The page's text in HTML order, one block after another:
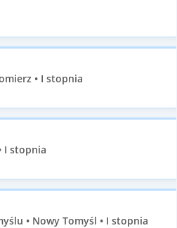
• I stopnia
I stopnia
• Nowy Tomyśl • I stopnia